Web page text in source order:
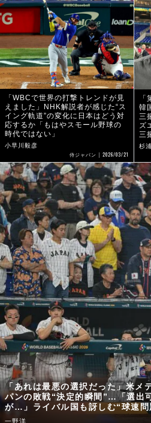
「WBCで世界の打撃トレンドが見
えました」NHK解説者が感じた“ス
イング軌道”の変化に日本はどう対
応するか「もはやスモール野球の
時代ではない」
小早川毅彦
侍ジャパン 2026/03/21
韓
三
ズ
三
杉
「あれは最悪の選択だった」米メ
パンの敗戦“決定的瞬間”…「選出
が…」ライバル国も訝しむ“球速問
一野洋